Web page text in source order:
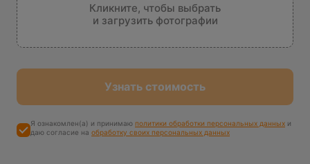
Кликните, чтобы выбрать
и загрузить фотографии
Узнать стоимость
Я ознакомлен(а) и принимаю политики обработки персональных данных и
даю согласие на обработку своих персональных данных